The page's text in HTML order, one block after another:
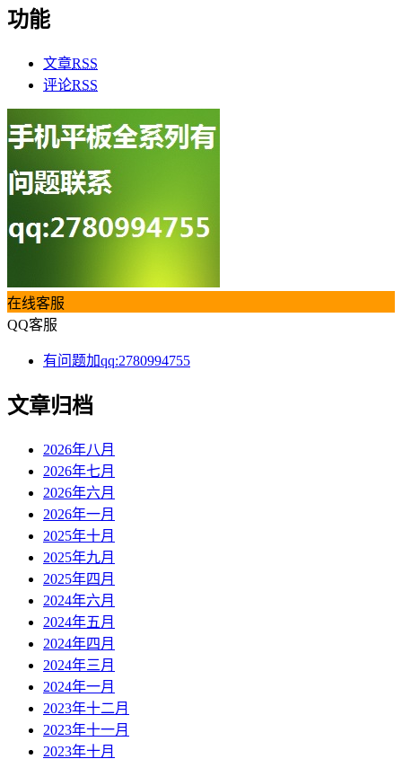
功能
文章RSS
评论RSS
在线客服
QQ客服
有问题加qq:2780994755
文章归档
2026年八月
2026年七月
2026年六月
2026年一月
2025年十月
2025年九月
2025年四月
2024年六月
2024年五月
2024年四月
2024年三月
2024年一月
2023年十二月
2023年十一月
2023年十月